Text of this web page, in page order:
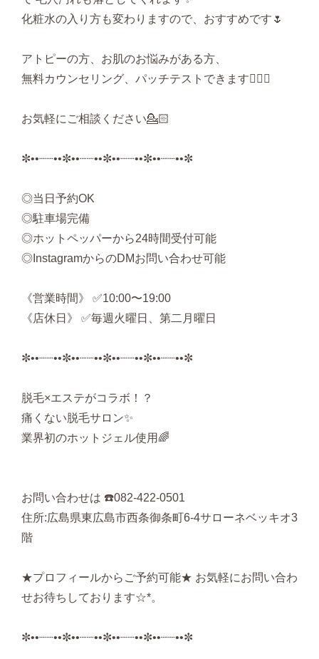
化粧水の入り方も変わりますので、おすすめです🌷
アトピーの方、お肌のお悩みがある方、
無料カウンセリング、パッチテストできます🙆🏻‍♀️
お気軽にご相談ください💁🏻
✼••┈┈••✼••┈┈••✼••┈┈••✼••┈┈••✼
◎当日予約OK
◎駐車場完備
◎ホットペッパーから24時間受付可能
◎InstagramからのDMお問い合わせ可能
《営業時間》 ✅10:00〜19:00
《店休日》 ✅毎週火曜日、第二月曜日
✼••┈┈••✼••┈┈••✼••┈┈••✼••┈┈••✼
脱毛×エステがコラボ！？
痛くない脱毛サロン✨
業界初のホットジェル使用🌈
お問い合わせは ☎️082-422-0501
住所:広島県東広島市西条御条町6-4サローネベッキオ3
階
★プロフィールからご予約可能★ お気軽にお問い合わ
せお待ちしております☆*。
✼••┈┈••✼••┈┈••✼••┈┈••✼••┈┈••✼